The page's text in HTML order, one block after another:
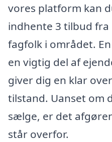
vores platform kan
indhente 3 tilbud
fagfolk i området.
en vigtig del af
giver dig en klar
tilstand. Uanset om
sælge, er det
står overfor.